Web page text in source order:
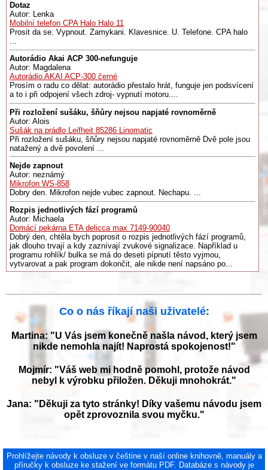
Dotaz
Autor: Lenka
Mobilní telefon CPA Halo Halo 11
Prosit da se. Vypnout. Zamykani. Klavesnice. U. Telefone. CPA halo
...
Autorádio Akai ACP 300-nefunguje
Autor: Magdalena
Autorádio AKAI ACP-300 černé
Prosím o radu co dělat: autorádio přestalo hrát, funguje jen podsvícení
a to i při odpojení všech zdroj- vypnutí motoru....
Při rozložení sušáku, šňůry nejsou napjaté rovnoměrně
Autor: Alois
Sušák na prádlo Leifheit 85286 Linomatic
Při rozložení sušáku, šňůry nejsou napjaté rovnoměrně Dvě pole jsou
natažený a dvě povolení ...
Nejde zapnout
Autor: neznámý
Mikrofon WS-858
Dobry den. Mikrofon nejde vubec zapnout. Nechapu. ...
Rozpis jednotlivých fází programů
Autor: Michaela
Domácí pekárna ETA delicca max 7149-90040
Dobrý den, chtěla bych poprosit o rozpis jednotlivých fází programů,
jak dlouho trvají a kdy zaznívají zvukové signalizace. Například u
programu rohlík/ bulka se má do deseti pípnutí těsto vyjmou,
vytvarovat a pak program dokončit, ale nikde není napsáno po...
Co o nás říkají naši uživatelé:
Martina: "U Vás jsem konečně našla návod, který jsem
nikde nemohla najít! Naprostá spokojenost!"
Mojmír: "Váš web mi hodně pomohl, protože návod
nebyl k výrobku přiložen. Děkuji mnohokrát."
Jana: "Děkuji za tyto stránky! Díky vašemu návodu jsem
opět zprovoznila svou myčku."
Prohlížejte návody k obsluze v češtine v naší online knihovně, manuály a
příručky k obsluze ke stažení ve formátu PDF. Databáze s návody je